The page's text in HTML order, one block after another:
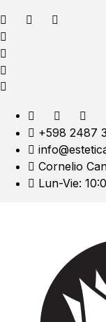
+598 2487
Cornelio
Lun-Vie: